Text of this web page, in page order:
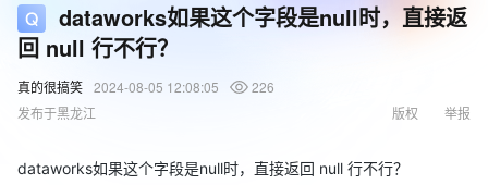
dataworks如果这个字段是null时，直接返
回 null 行不行？
真的很搞笑 2024-08-05 12:08:05
226
发布于黑龙江
举报
版权
dataworks如果这个字段是null时，直接返回 null 行不行？